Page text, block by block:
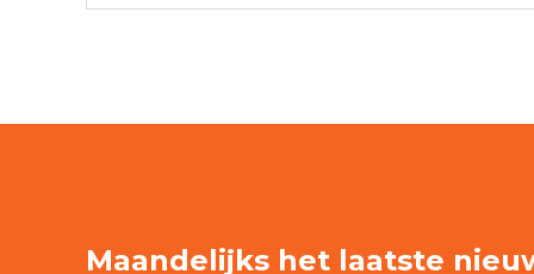
Maandelijks het laatste